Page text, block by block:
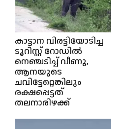
കാട്ടാന വിരട്ടിയോടിച്ച
ടൂറിസ്റ്റ് റോഡിൽ
നെഞ്ചടിച്ച് വീണു,
ആനയുടെ
ചവിട്ടേറ്റെങ്കിലും
രക്ഷപ്പെട്ടത്
തലനാരിഴക്ക്